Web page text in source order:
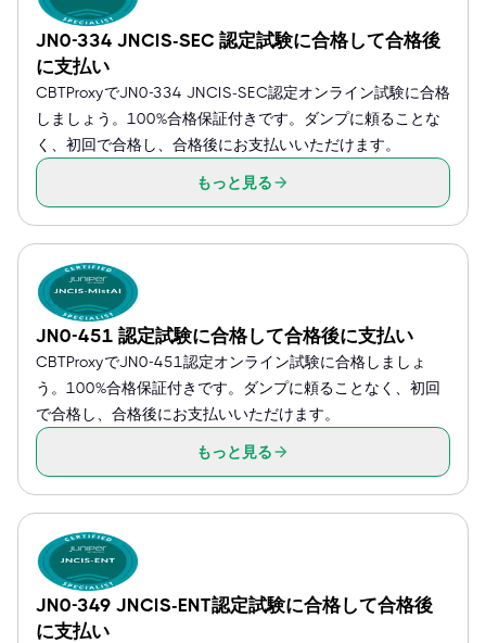
JN0-334 JNCIS-SEC 認定試験に合格して合格後
に支払い
CBTProxyでJN0-334 JNCIS-SEC認定オンライン試験に合格
しましょう。100%合格保証付きです。ダンプに頼ることな
く、初回で合格し、合格後にお支払いいただけます。
もっと見る
JN0-451 認定試験に合格して合格後に支払い
CBTProxyでJN0-451認定オンライン試験に合格しましょ
う。100%合格保証付きです。ダンプに頼ることなく、初回
で合格し、合格後にお支払いいただけます。
もっと見る
JN0-349 JNCIS-ENT認定試験に合格して合格後
に支払い